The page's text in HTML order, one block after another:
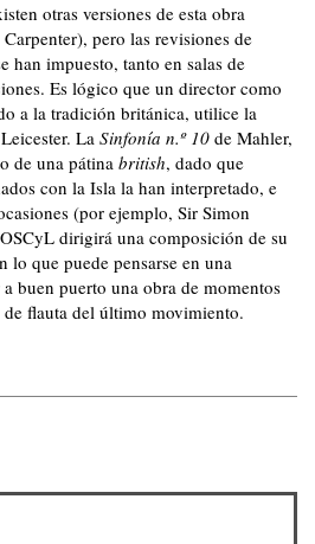
otras versiones de esta obra
pero las revisiones de
han impuesto, tanto en salas de
Es lógico que un director como
a la tradición británica, utilice la
La Sinfonía n.º 10 de Mahler,
de una pátina british, dado que
con la Isla la han interpretado, e
(por ejemplo, Sir Simon
dirigirá una composición de su
lo que puede pensarse en una
buen puerto una obra de momentos
flauta del último movimiento.